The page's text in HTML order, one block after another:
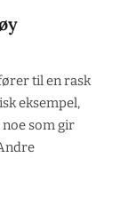
til en rask
eksempel,
noe som gir